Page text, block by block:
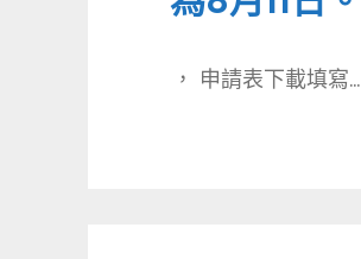
， 申請表下載填寫...